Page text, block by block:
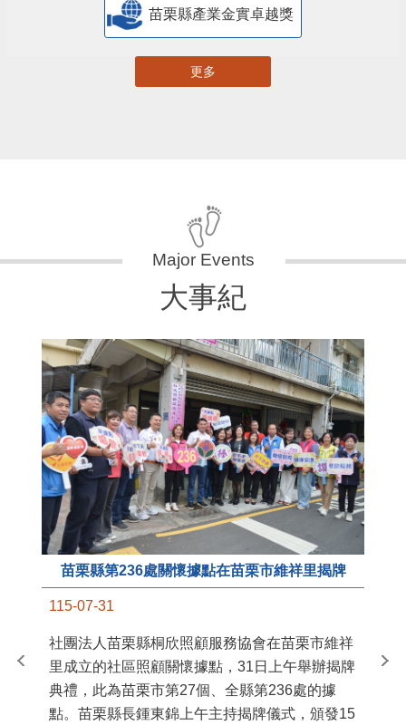
苗栗縣產業金實卓越獎
更多
大事紀
苗栗縣第236處關懷據點在苗栗市維祥里揭牌
115-07-31
社團法人苗栗縣桐欣照顧服務協會在苗栗市維祥
里成立的社區照顧關懷據點，31日上午舉辦揭牌
典禮，此為苗栗市第27個、全縣第236處的據
點。苗栗縣長鍾東錦上午主持揭牌儀式，頒發15
苗